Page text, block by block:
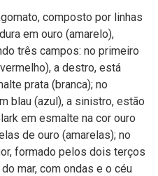
composto por linhas
em ouro (amarelo),
três campos: no primeiro
a destro, está
prata (branca); no
blau (azul), a sinistro, estão
em esmalte na cor ouro
de ouro (amarelas); no
formado pelos dois terços
mar, com ondas e o céu